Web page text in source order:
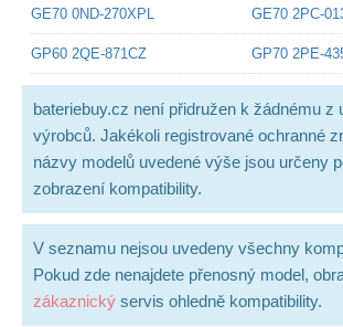
GE70 0ND-270XPL GE70 2PC-
GP60 2QE-871CZ GP70 2PE-
bateriebuy.cz není přidružen k žádnému z
výrobců. Jakékoli registrované ochranné
názvy modelů uvedené výše jsou určeny
zobrazení kompatibility.
V seznamu nejsou uvedeny všechny
Pokud zde nenajdete přenosný model,
zákaznický servis ohledně kompatibility.